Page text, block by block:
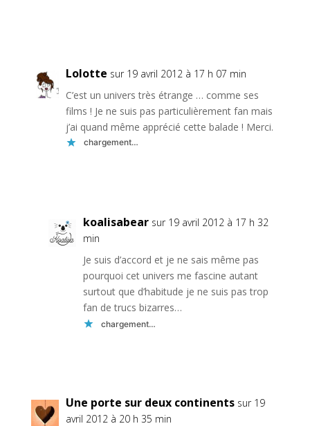
Lolotte sur 19 avril 2012 à 17 h 07 min
C’est un univers très étrange … comme ses
films ! Je ne suis pas particulièrement fan mais
j’ai quand même apprécié cette balade ! Merci.
chargement…
koalisabear sur 19 avril 2012 à 17 h 32
min
Je suis d’accord et je ne sais même pas
pourquoi cet univers me fascine autant
surtout que d’habitude je ne suis pas trop
fan de trucs bizarres…
chargement…
Une porte sur deux continents sur 19
avril 2012 à 20 h 35 min